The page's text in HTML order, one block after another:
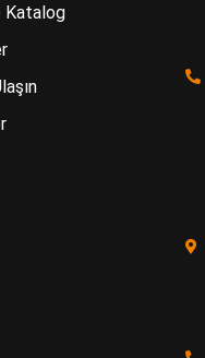
Katalog